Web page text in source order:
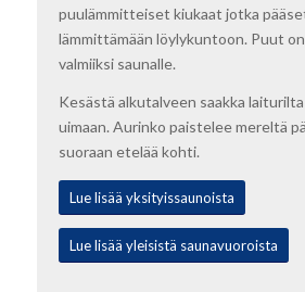
puulämmitteiset kiukaat jotka
lämmittämään löylykuntoon. Puut
valmiiksi saunalle.
Kesästä alkutalveen saakka
uimaan. Aurinko paistelee mereltä
suoraan etelää kohti.
Lue lisää yksityissaunoista
Lue lisää yleisistä saunavuoroista